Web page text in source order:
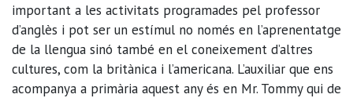
important a les activitats programades pel professor
d’anglès i pot ser un estímul no només en l’aprenentatge
de la llengua sinó també en el coneixement d’altres
cultures, com la britànica i l’americana. L’auxiliar que ens
acompanya a primària aquest any és en Mr. Tommy qui de